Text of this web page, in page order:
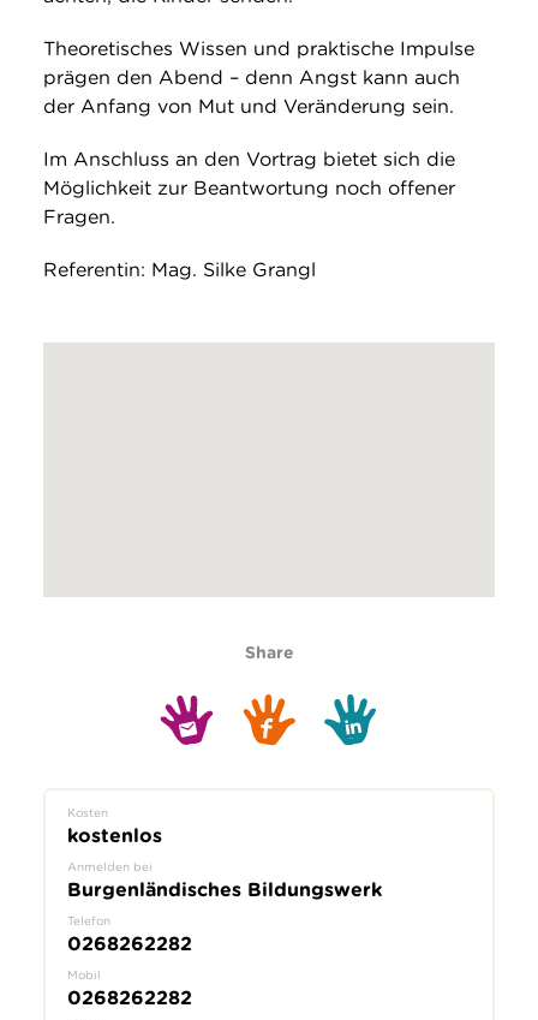
Theoretisches Wissen und praktische Impulse
prägen den Abend – denn Angst kann auch
der Anfang von Mut und Veränderung sein.
Im Anschluss an den Vortrag bietet sich die
Möglichkeit zur Beantwortung noch offener
Fragen.
Referentin: Mag. Silke Grangl
Share
Kosten
kostenlos
Anmelden bei
Burgenländisches Bildungswerk
Telefon
0268262282
Mobil
0268262282